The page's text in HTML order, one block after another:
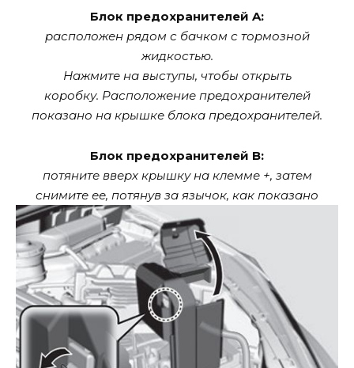
Блок предохранителей A:
расположен рядом с бачком с тормозной
жидкостью.
Нажмите на выступы, чтобы открыть
коробку. Расположение предохранителей
показано на крышке блока предохранителей.
Блок предохранителей B:
потяните вверх крышку на клемме +, затем
снимите ее, потянув за язычок, как показано